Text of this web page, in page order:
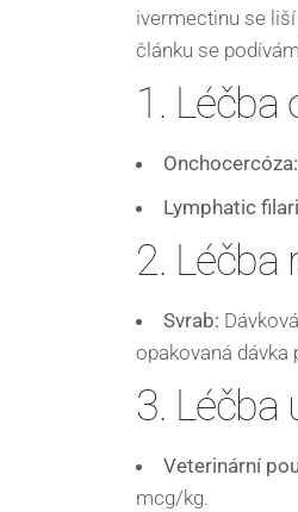
ivermectinu se
článku se
1. Léčba
Onchocercóza:
Lymphatic
2. Léčba
Svrab:
opakovaná dávka
3. Léčba
Veterinární
mcg/kg.